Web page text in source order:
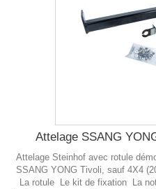
Attelage SSANG
Attelage Steinhof avec rotule
SSANG YONG Tivoli, sauf 4X4
La rotule Le kit de fixation La